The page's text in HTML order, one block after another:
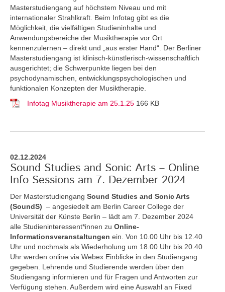
Masterstudiengang auf höchstem Niveau und mit
internationaler Strahlkraft. Beim Infotag gibt es die
Möglichkeit, die vielfältigen Studieninhalte und
Anwendungsbereiche der Musiktherapie vor Ort
kennenzulernen – direkt und „aus erster Hand“. Der Berliner
Masterstudiengang ist klinisch-künstlerisch-wissenschaftlich
ausgerichtet; die Schwerpunkte liegen bei den
psychodynamischen, entwicklungspsychologischen und
funktionalen Konzepten der Musiktherapie.
Infotag Musiktherapie am 25.1.25 166 KB
02.12.2024
Sound Studies and Sonic Arts – Online
Info Sessions am 7. Dezember 2024
Der Masterstudiengang Sound Studies and Sonic Arts
(SoundS) – angesiedelt am Berlin Career College der
Universität der Künste Berlin – lädt am 7. Dezember 2024
alle Studieninteressent*innen zu Online-
Informationsveranstaltungen ein. Von 10.00 Uhr bis 12.40
Uhr und nochmals als Wiederholung um 18.00 Uhr bis 20.40
Uhr werden online via Webex Einblicke in den Studiengang
gegeben. Lehrende und Studierende werden über den
Studiengang informieren und für Fragen und Antworten zur
Verfügung stehen. Außerdem wird eine Auswahl an Fixed